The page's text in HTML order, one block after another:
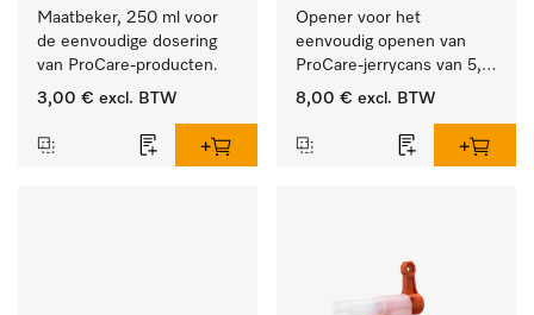
Maatbeker, 250 ml voor
de eenvoudige dosering
van ProCare-producten.
3,00 € excl. BTW
Opener voor het
eenvoudig openen van
ProCare-jerrycans van 5,
10 en 20 l.
8,00 € excl. BTW